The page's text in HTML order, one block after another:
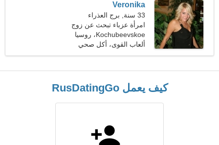
Veronika
33 سنة, برج العذراء
امرأة عزباء تبحث عن زوج
35-44
Kochubeevskoe، روسيا
ألعاب القوى، أكل صحي
كيف يعمل RusDatingGo